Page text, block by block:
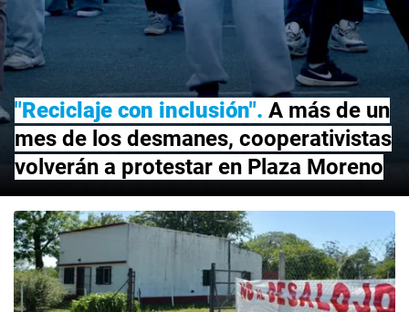
"Reciclaje con inclusión" A más de un
mes de los desmanes, cooperativistas
volverán a protestar en Plaza Moreno